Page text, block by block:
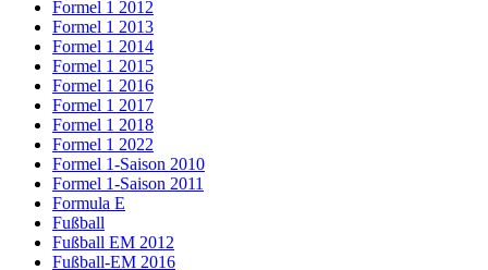
Formel 1 2012
Formel 1 2013
Formel 1 2014
Formel 1 2015
Formel 1 2016
Formel 1 2017
Formel 1 2018
Formel 1 2022
Formel 1-Saison 2010
Formel 1-Saison 2011
Formula E
Fußball
Fußball EM 2012
Fußball-EM 2016